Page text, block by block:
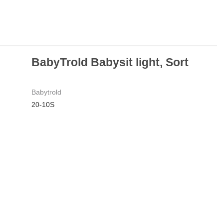
BabyTrold Babysit light, Sort
Babytrold
20-10S